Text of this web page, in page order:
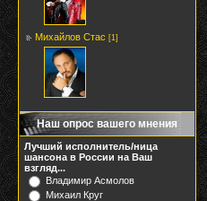
Михайлов Стас [1]
Наш опрос вашего мнения
Лучший исполнитель/ница
шансона в России на Ваш
взгляд...
Владимир Асмолов
Михаил Круг